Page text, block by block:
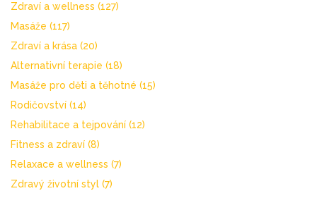
Zdraví a wellness (127)
Masáže (117)
Zdraví a krása (20)
Alternativní terapie (18)
Masáže pro děti a těhotné (15)
Rodičovství (14)
Rehabilitace a tejpování (12)
Fitness a zdraví (8)
Relaxace a wellness (7)
Zdravý životní styl (7)